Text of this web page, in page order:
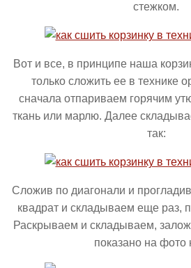
стежком.
Вот и все, в принципе наша
только сложить ее в технике
сначала отпариваем горячим
ткань или марлю. Далее
так:
Сложив по диагонали и
квадрат и складываем еще раз,
Раскрываем и складываем,
показано на фото